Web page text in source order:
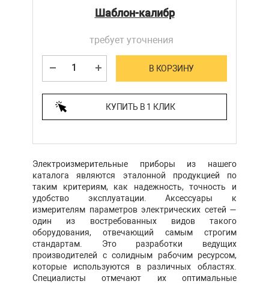
Шаблон-калибр
требует уточнения
В КОРЗИНУ
КУПИТЬ В 1 КЛИК
Электроизмерительные приборы из нашего
каталога являются эталонной продукцией по
таким критериям, как надежность, точность и
удобство эксплуатации. Аксессуары к
измерителям параметров электрических сетей —
один из востребованных видов такого
оборудования, отвечающий самым строгим
стандартам. Это разработки ведущих
производителей с солидным рабочим ресурсом,
которые используются в различных областях.
Специалисты отмечают их оптимальные